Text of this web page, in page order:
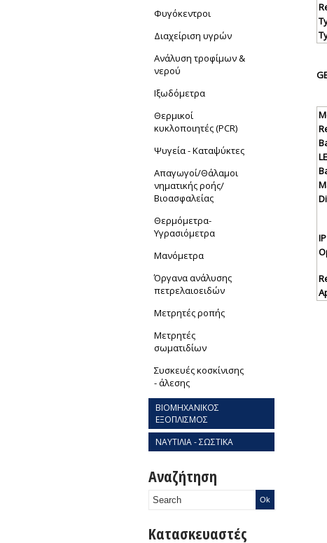
Φυγόκεντροι
Διαχείριση υγρών
Ανάλυση τροφίμων &
νερού
Ιξωδόμετρα
Θερμικοί
κυκλοποιητές (PCR)
Ψυγεία - Καταψύκτες
Απαγωγοί/Θάλαμοι
νηματικής ροής/
Βιοασφαλείας
Θερμόμετρα-
Yγρασιόμετρα
Μανόμετρα
Όργανα ανάλυσης
πετρελαιοειδών
Μετρητές ροπής
Μετρητές
σωματιδίων
Συσκευές κοσκίνισης
- άλεσης
ΒΙΟΜΗΧΑΝΙΚΟΣ
ΕΞΟΠΛΙΣΜΟΣ
ΝΑΥΤΙΛΙΑ - ΣΩΣΤΙΚΑ
Αναζήτηση
Κατασκευαστές